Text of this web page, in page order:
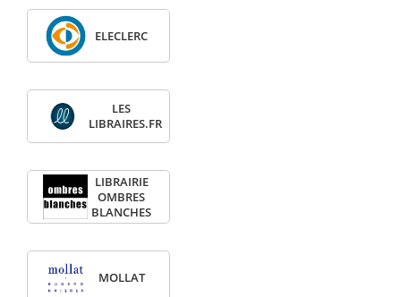
ELECLERC
LES
LIBRAIRES.FR
LIBRAIRIE
OMBRES
BLANCHES
MOLLAT